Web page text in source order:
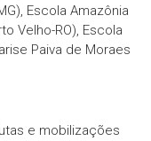
Escola Amazônia
Velho-RO), Escola
Paiva de Moraes
e mobilizações